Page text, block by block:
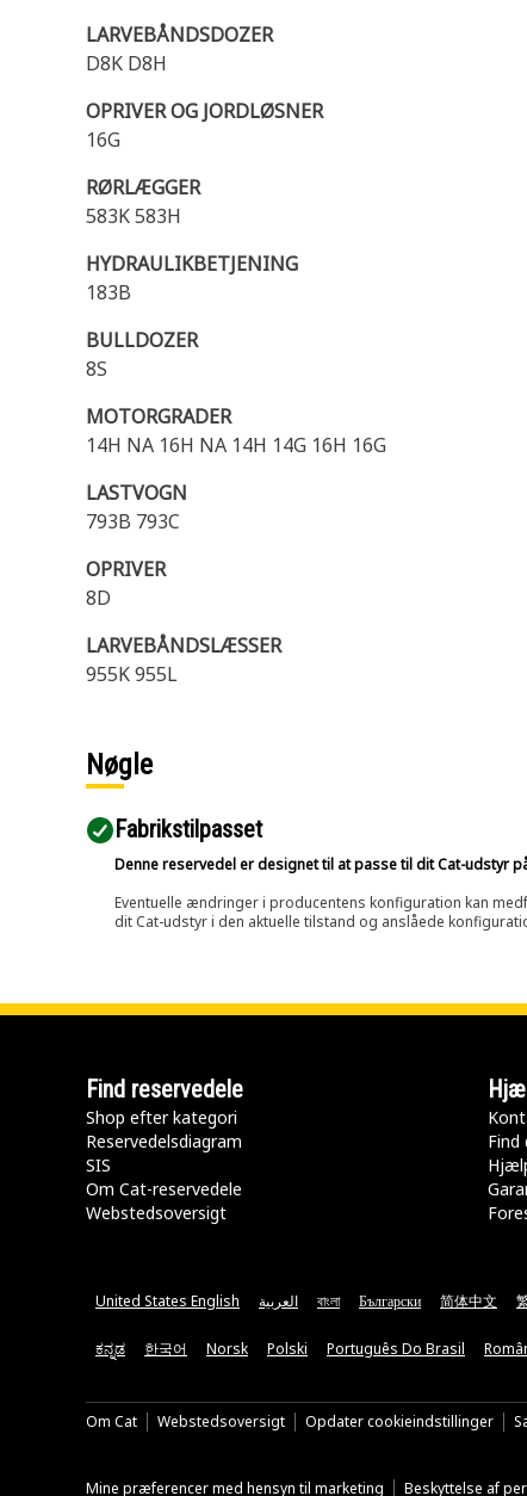
LARVEBÅNDSDOZER
D8K D8H
OPRIVER OG JORDLØSNER
16G
RØRLÆGGER
583K 583H
HYDRAULIKBETJENING
183B
BULLDOZER
8S
MOTORGRADER
14H NA 16H NA 14H 14G 16H 16G
LASTVOGN
793B 793C
OPRIVER
8D
LARVEBÅNDSLÆSSER
955K 955L
Nøgle
Fabrikstilpasset
Denne reservedel er designet til at passe til dit Cat-udstyr
Eventuelle ændringer i producentens konfiguration kan
dit Cat-udstyr i den aktuelle tilstand og anslåede
Find reservedele
Shop efter kategori
Reservedelsdiagram
SIS
Om Cat-reservedele
Webstedsoversigt
Find
United States English العربية বাংলা Български 简体中文
ಕನ್ನಡ 한국어 Norsk Polski Português Do Brasil
Om Cat Webstedsoversigt Opdater cookieindstillinger
Mine præferencer med hensyn til marketing Beskyttelse af